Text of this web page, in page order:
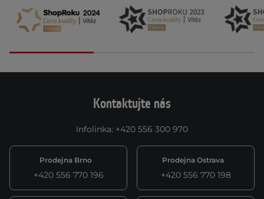
Kontaktujte nás
Infolinka: +420 556 300 970
Prodejna Brno
+420 556 770 196
Prodejna Ostrava
+420 556 770 198